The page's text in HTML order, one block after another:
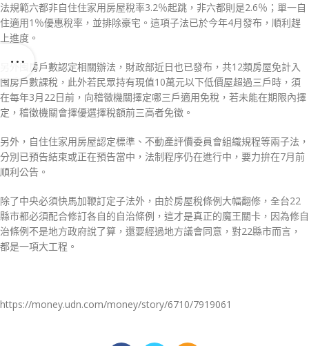
法規範六都非自住住家用房屋稅率3.2％起跳，非六都則是2.6％；單一自
住適用1％優惠稅率，並排除豪宅。這項子法已於今年4月發布，順利趕
上進度。
另外囤房戶數認定相關辦法，財政部近日也已發布，共12類房屋免計入
囤房戶數課稅，此外若民眾持有現值10萬元以下低價屋超過三戶時，須
在每年3月22日前，向稽徵機關擇定哪三戶適用免稅，若未能在期限內擇
定，稽徵機關會擇優選擇稅額前三高者免徵。
另外，自住住家用房屋認定標準、不動產評價委員會組織規程等兩子法，
分別已預告結束或正在預告當中，法制程序仍在進行中，要力拚在7月前
順利公告。
除了中央必須快馬加鞭訂定子法外，由於房屋稅條例大幅翻修，全台22
縣市都必須配合修訂各自的自治條例，這才是真正的魔王關卡，因為修自
治條例不是地方政府說了算，還要經過地方議會同意，對22縣市而言，
都是一項大工程。
https://money.udn.com/money/story/6710/7919061